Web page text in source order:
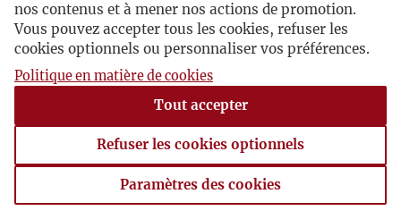
nos contenus et à mener nos actions de promotion.
Vous pouvez accepter tous les cookies, refuser les
cookies optionnels ou personnaliser vos préférences.
Politique en matière de cookies
Tout accepter
Refuser les cookies optionnels
Paramètres des cookies
Paramètres des cookies